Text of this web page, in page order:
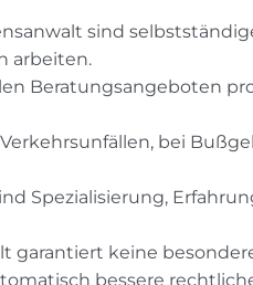
sind
arbeiten.
Beratungsangeboten
bei
Spezialisierung,
garantiert keine
bessere